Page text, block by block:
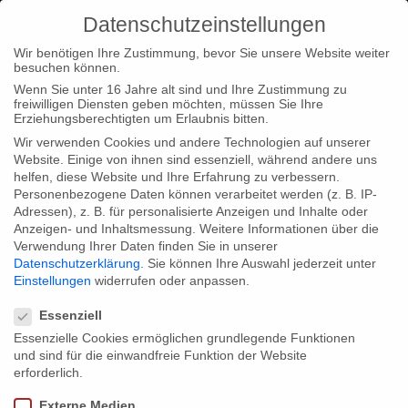
Home Startseite
“Wikinger”-Lernspiel bei den Cross Video
Days in Paris
“Wikinger”-Lernspiel bei den Cross
Video Days in Paris
Unser Online-Lernspiel “Wikinger” wird am 19. und 20. Juni bei
den Cross Video Days in Paris vorgestellt. Die Cross Video
Datenschutzeinstellungen
Wir benötigen Ihre Zustimmung, bevor Sie unsere Website weiter
besuchen können.
Wenn Sie unter 16 Jahre alt sind und Ihre Zustimmung zu
freiwilligen Diensten geben möchten, müssen Sie Ihre
Erziehungsberechtigten um Erlaubnis bitten.
Wir verwenden Cookies und andere Technologien auf unserer
Website. Einige von ihnen sind essenziell, während andere uns
helfen, diese Website und Ihre Erfahrung zu verbessern.
Personenbezogene Daten können verarbeitet werden (z. B. IP-
Adressen), z. B. für personalisierte Anzeigen und Inhalte oder
Anzeigen- und Inhaltsmessung. Weitere Informationen über die
Verwendung Ihrer Daten finden Sie in unserer
Datenschutzerklärung
Sie können Ihre Auswahl jederzeit unter
Einstellungen widerrufen oder anpassen.
Essenziell
Essenzielle Cookies ermöglichen grundlegende Funktionen
und sind für die einwandfreie Funktion der Website
erforderlich.